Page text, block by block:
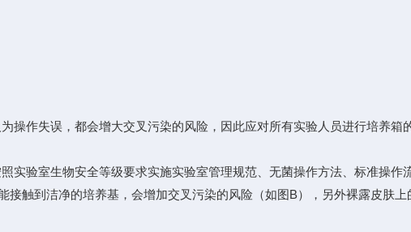
作失误，都会增大交叉污染的风险，因此应对所有实验人员进行培养箱
验室生物安全等级要求实施实验室管理规范、无菌操作方法、标准操作
到洁净的培养基，会增加交叉污染的风险（如图B），另外裸露皮肤上